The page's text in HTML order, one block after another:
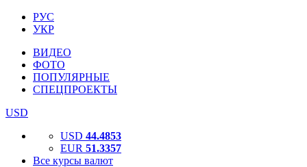
РУС
УКР
ВИДЕО
ФОТО
ПОПУЛЯРНЫЕ
СПЕЦПРОЕКТЫ
USD
USD 44.4853
EUR 51.3357
Все курсы валют